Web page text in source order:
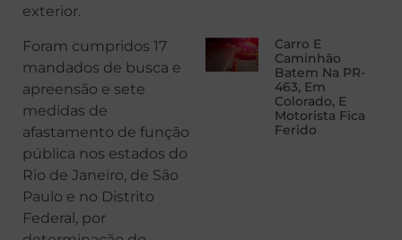
exterior.
Foram cumpridos 17
mandados de busca e
apreensão e sete
medidas de
afastamento de função
pública nos estados do
Rio de Janeiro, de São
Paulo e no Distrito
Federal, por
Carro E
Caminhão
Batem Na PR-
463, Em
Colorado, E
Motorista Fica
Ferido